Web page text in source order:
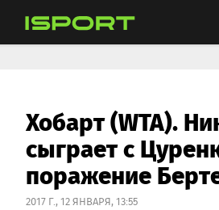
Хобарт (WTA).
сыграет с
поражение
2017 Г., 12 ЯНВАРЯ, 13:55